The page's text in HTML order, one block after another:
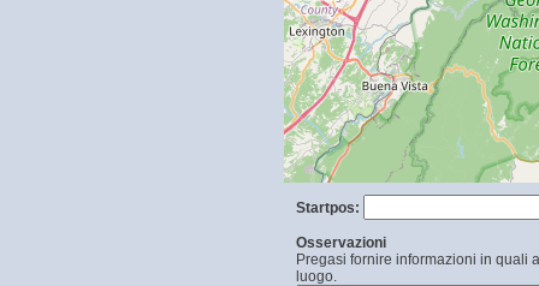
Startpos:
Osservazioni
Pregasi fornire informazioni in quali
luogo.